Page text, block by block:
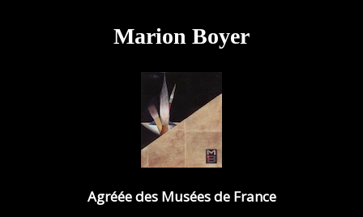
Marion Boyer
Agréée des Musées de France